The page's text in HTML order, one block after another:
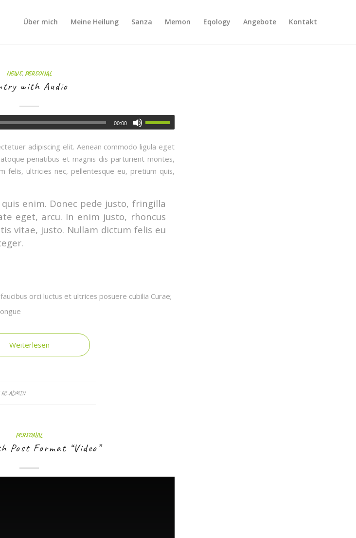
Über mich Meine Heilung Sanza Memon Eqology Angebote Kontakt
NEWS, PERSONAL
with Audio
00:00
adipiscing elit. Aenean commodo ligula eget
penatibus et magnis dis parturient montes,
felis, ultricies nec, pellentesque eu, pretium quis,
enim. Donec pede justo, fringilla
eget, arcu. In enim justo, rhoncus
vitae, justo. Nullam dictum felis eu
orci luctus et ultrices posuere cubilia Curae;
Weiterlesen
RC-ADMIN
PERSONAL
Post Format “Video”